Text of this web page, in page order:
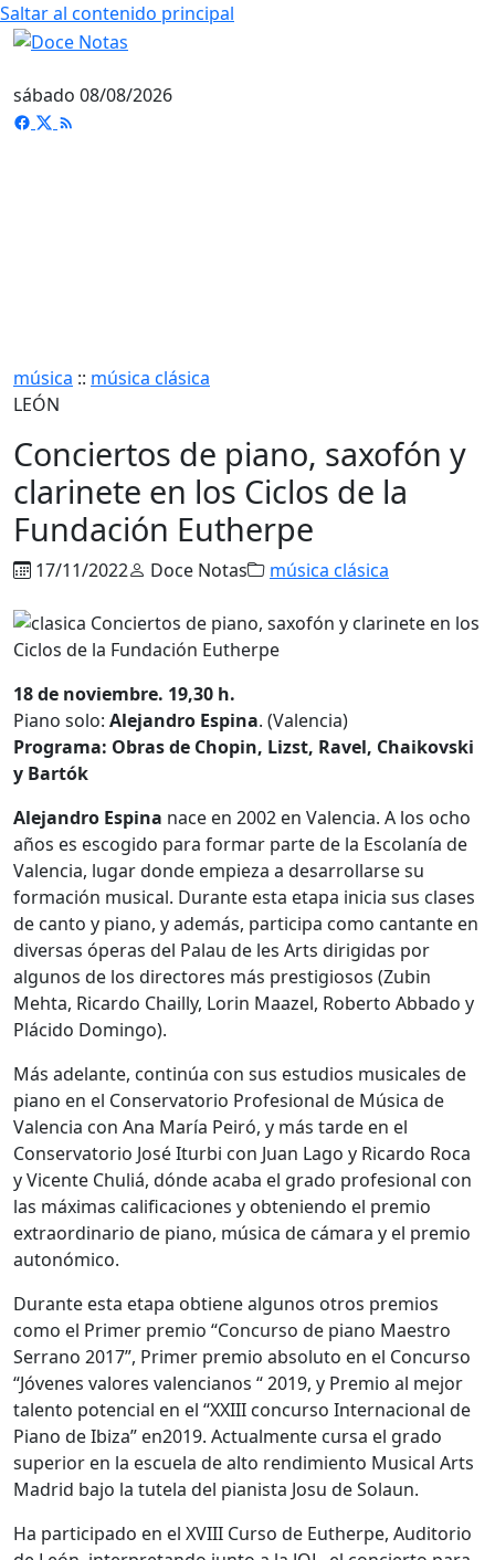
Saltar al contenido principal
sábado 08/08/2026
música :: música clásica
LEÓN
Conciertos de piano, saxofón y
clarinete en los Ciclos de la
Fundación Eutherpe
17/11/2022 Doce Notas música clásica
18 de noviembre. 19,30 h.
Piano solo: Alejandro Espina. (Valencia)
Programa: Obras de Chopin, Lizst, Ravel, Chaikovski
y Bartók
Alejandro Espina nace en 2002 en Valencia. A los ocho
años es escogido para formar parte de la Escolanía de
Valencia, lugar donde empieza a desarrollarse su
formación musical. Durante esta etapa inicia sus clases
de canto y piano, y además, participa como cantante en
diversas óperas del Palau de les Arts dirigidas por
algunos de los directores más prestigiosos (Zubin
Mehta, Ricardo Chailly, Lorin Maazel, Roberto Abbado y
Plácido Domingo).
Más adelante, continúa con sus estudios musicales de
piano en el Conservatorio Profesional de Música de
Valencia con Ana María Peiró, y más tarde en el
Conservatorio José Iturbi con Juan Lago y Ricardo Roca
y Vicente Chuliá, dónde acaba el grado profesional con
las máximas calificaciones y obteniendo el premio
extraordinario de piano, música de cámara y el premio
autonómico.
Durante esta etapa obtiene algunos otros premios
como el Primer premio “Concurso de piano Maestro
Serrano 2017”, Primer premio absoluto en el Concurso
“Jóvenes valores valencianos “ 2019, y Premio al mejor
talento potencial en el “XXIII concurso Internacional de
Piano de Ibiza” en2019. Actualmente cursa el grado
superior en la escuela de alto rendimiento Musical Arts
Madrid bajo la tutela del pianista Josu de Solaun.
Ha participado en el XVIII Curso de Eutherpe, Auditorio